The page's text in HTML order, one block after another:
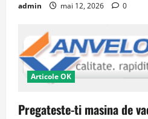
admin mai 12, 2026 0
Articole OK
Pregateste-ti masina de